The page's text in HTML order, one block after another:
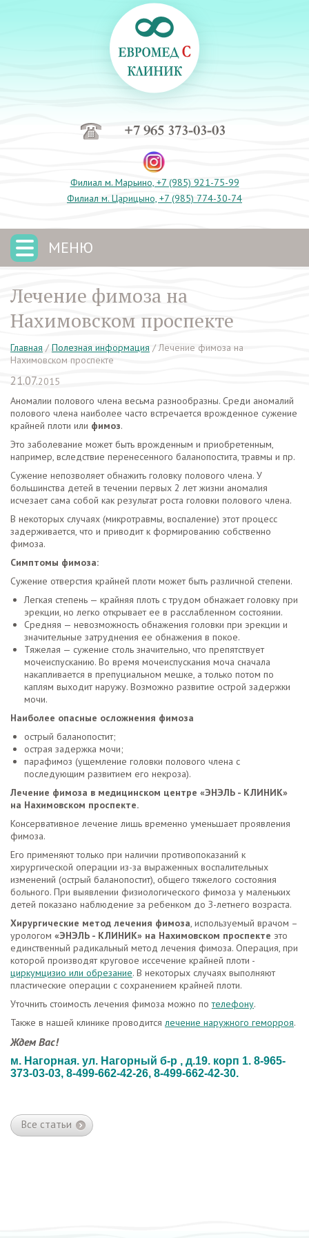
+7 965 373-03-03
Филиал м. Марьино, +7 (985) 921-75-99
Филиал м. Царицыно, +7 (985) 774-30-74
МЕНЮ
Лечение фимоза на
Нахимовском проспекте
Главная / Полезная информация /Лечение фимоза на
Нахимовском проспекте
21.07.2015
Аномалии полового члена весьма разнообразны. Среди аномалий
полового члена наиболее часто встречается врожденное сужение
крайней плоти или фимоз.
Это заболевание может быть врожденным и приобретенным,
например, вследствие перенесенного баланопостита, травмы и пр.
Сужение непозволяет обнажить головку полового члена. У
большинства детей в течении первых 2 лет жизни аномалия
исчезает сама собой как результат роста головки полового члена.
В некоторых случаях (микротравмы, воспаление) этот процесс
задерживается, что и приводит к формированию собственно
фимоза.
Симптомы фимоза:
Сужение отверстия крайней плоти может быть различной степени.
Легкая степень — крайняя плоть с трудом обнажает головку при
эрекции, но легко открывает ее в расслабленном состоянии.
Средняя — невозможность обнажения головки при эрекции и
значительные затруднения ее обнажения в покое.
Тяжелая — сужение столь значительно, что препятствует
мочеиспусканию. Во время мочеиспускания моча сначала
накапливается в препуциальном мешке, а только потом по
каплям выходит наружу. Возможно развитие острой задержки
мочи.
Наиболее опасные осложнения фимоза
острый баланопостит;
острая задержка мочи;
парафимоз (ущемление головки полового члена с
последующим развитием его некроза).
Лечение фимоза в медицинском центре «ЭНЭЛЬ - КЛИНИК»
на Нахимовском проспекте.
Консервативное лечение лишь временно уменьшает проявления
фимоза.
Его применяют только при наличии противопоказаний к
хирургической операции из-за выраженных воспалительных
изменений (острый баланопостит), общего тяжелого состояния
больного. При выявлении физиологического фимоза у маленьких
детей показано наблюдение за ребенком до З-летнего возраста.
Хирургические метод лечения фимоза, используемый врачом –
урологом «ЭНЭЛЬ - КЛИНИК» на Нахимовском проспекте это
единственный радикальный метод лечения фимоза. Операция, при
которой производят круговое иссечение крайней плоти -
циркумцизио или обрезание. В некоторых случаях выполняют
пластические операции с сохранением крайней плоти.
Уточнить стоимость лечения фимоза можно потелефону.
Также в нашей клинике проводится лечение наружного геморроя.
Ждем Вас!
м. Нагорная. ул. Нагорный б-р , д.19. корп 1. 8-965-
373-03-03, 8-499-662-42-26, 8-499-662-42-30.
Все статьи